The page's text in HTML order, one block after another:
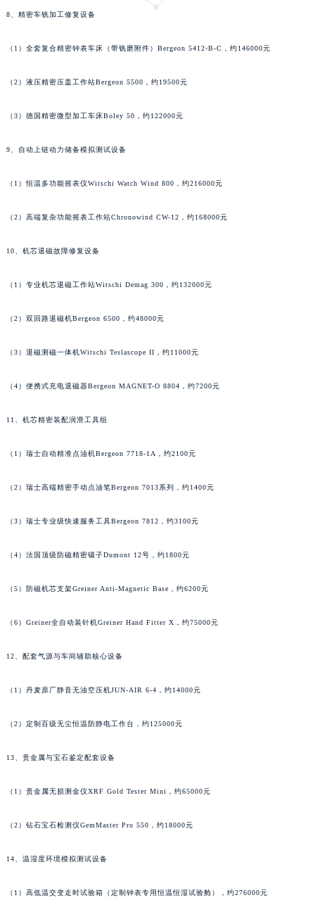
8、精密车铣加工修复设备
（1）全套复合精密钟表车床（带铣磨附件）Bergeon 5412-B-C，约146000元
（2）液压精密压盖工作站Bergeon 5500，约19500元
（3）德国精密微型加工车床Boley 50，约122000元
9、自动上链动力储备模拟测试设备
（1）恒温多功能摇表仪Witschi Watch Wind 800，约216000元
（2）高端复杂功能摇表工作站Chronowind CW-12，约168000元
10、机芯退磁故障修复设备
（1）专业机芯退磁工作站Witschi Demag 300，约132000元
（2）双回路退磁机Bergeon 6500，约48000元
（3）退磁测磁一体机Witschi Teslascope II，约11000元
（4）便携式充电退磁器Bergeon MAGNET-O 8804，约7200元
11、机芯精密装配润滑工具组
（1）瑞士自动精准点油机Bergeon 7718-1A，约2100元
（2）瑞士高端精密手动点油笔Bergeon 7013系列，约1400元
（3）瑞士专业级快速服务工具Bergeon 7812，约3100元
（4）法国顶级防磁精密镊子Dumont 12号，约1800元
（5）防磁机芯支架Greiner Anti-Magnetic Base，约6200元
（6）Greiner全自动装针机Greiner Hand Fitter X，约75000元
12、配套气源与车间辅助核心设备
（1）丹麦原厂静音无油空压机JUN-AIR 6-4，约14000元
（2）定制百级无尘恒温防静电工作台，约125000元
13、贵金属与宝石鉴定配套设备
（1）贵金属无损测金仪XRF Gold Tester Mini，约65000元
（2）钻石宝石检测仪GemMaster Pro 550，约18000元
14、温湿度环境模拟测试设备
（1）高低温交变走时试验箱（定制钟表专用恒温恒湿试验舱），约276000元